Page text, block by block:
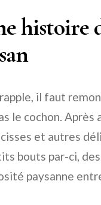
histoire
il faut
le cochon.
et autres
bouts par-ci,
paysanne